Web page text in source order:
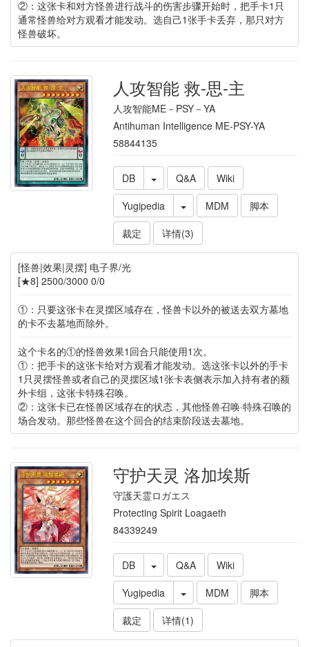
②：这张卡和对方怪兽进行战斗的伤害步骤开始时，把手卡1只
通常怪兽给对方观看才能发动。选自己1张手卡丢弃，那只对方
怪兽破坏。
人攻智能 救-思-主
人攻智能ME－PSY－YA
Antihuman Intelligence ME-PSY-YA
58844135
DB Q&A
Wiki
Yugipedia
MDM
脚本
裁定
详情(3)
[怪兽|效果|灵摆] 电子界/光
[★8] 2500/3000 0/0
①：只要这张卡在灵摆区域存在，怪兽卡以外的被送去双方墓地
的卡不去墓地而除外。
这个卡名的①的怪兽效果1回合只能使用1次。
①：把手卡的这张卡给对方观看才能发动。选这张卡以外的手卡
1只灵摆怪兽或者自己的灵摆区域1张卡表侧表示加入持有者的额
外卡组，这张卡特殊召唤。
②：这张卡已在怪兽区域存在的状态，其他怪兽召唤·特殊召唤的
场合发动。那些怪兽在这个回合的结束阶段送去墓地。
守护天灵 洛加埃斯
守護天霊ロガエス
Protecting Spirit Loagaeth
84339249
DB Q&A
Wiki
Yugipedia
MDM
脚本
裁定
详情(1)